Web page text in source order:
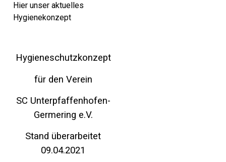
Hier unser aktuelles
Hygienekonzept
Hygieneschutzkonzept
für den Verein
SC Unterpfaffenhofen-
Germering e.V.
Stand überarbeitet
09.04.2021